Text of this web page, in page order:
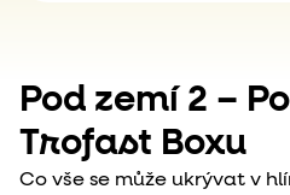
Pod zemí 2 –
Trofast Boxu
Co vše se může ukrývat v